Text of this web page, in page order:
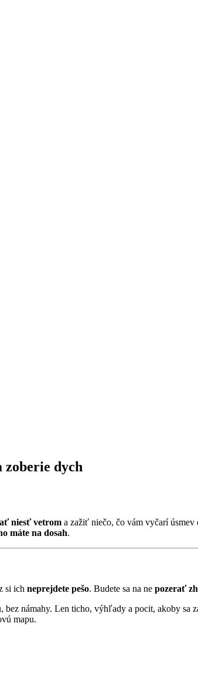
zoberie dych
niesť vetrom a zažiť niečo, čo vám vyčarí úsmev
máte na dosah.
si ich neprejdete pešo. Budete sa na ne pozerať
námahy. Len ticho, výhľady a pocit, akoby sa
mapu.